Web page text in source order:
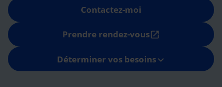
Contactez-moi
Prendre rendez-vousopen_in_new
Déterminer vos besoins